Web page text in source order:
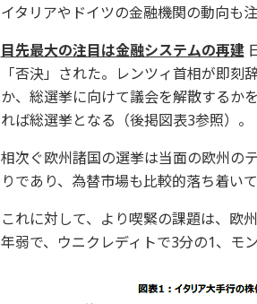
イタリアやドイツの金融機関の動向も
目先最大の注目は金融システムの再建
「否決」された。レンツィ首相が即
か、総選挙に向けて議会を解散するか
れば総選挙となる（後掲図表3参照）。
相次ぐ欧州諸国の選挙は当面の欧州の
りであり、為替市場も比較的落ち着いて
これに対して、より喫緊の課題は、欧
年弱で、ウニクレディトで3分の1、モ